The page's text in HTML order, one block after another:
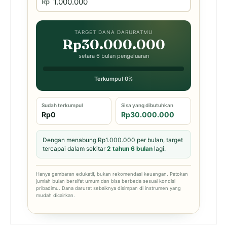
Rp
TARGET DANA DARURATMU
Rp30.000.000
setara 6 bulan pengeluaran
Terkumpul 0%
Sudah terkumpul
Rp0
Sisa yang dibutuhkan
Rp30.000.000
Dengan menabung Rp1.000.000 per bulan, target
tercapai dalam sekitar2 tahun 6 bulan lagi.
Hanya gambaran edukatif, bukan rekomendasi keuangan. Patokan
jumlah bulan bersifat umum dan bisa berbeda sesuai kondisi
pribadimu. Dana darurat sebaiknya disimpan di instrumen yang
mudah dicairkan.